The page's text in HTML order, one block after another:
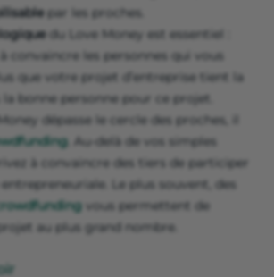
par les proches.
du Love Money est essentiel :
convaincre les personnes qui vous
que votre projet d’entreprise tient la
la bonne personne pour ce projet.
dépasse le cercle des proches, il
. Au-delà de vos simples
à convaincre des tiers de participer
Le plus souvent, des
vous permettent de
au plus grand nombre.